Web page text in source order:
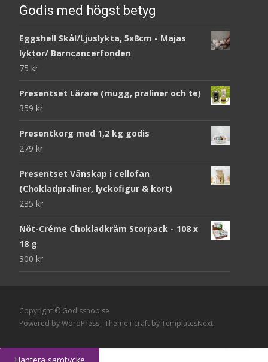
Godis med högst betyg
Eggshell Skål/Ljuslykta, 5x8cm - Majas
lyktor/ Barncancerfonden
75 kr
Presentset Lärare (mugg, praliner och te)
359 kr
Presentkorg med 1,2 kg godis
279 kr
Presentset Vänskap i cellofan
(Chokladpraliner, lyckofigur & kort)
235 kr
Nöt-Créme Chokladkräm Storpack - 108 x
18 g
300 kr
Copyright © Godisshop.se
Powered by WordPress , Theme i-craft by TemplatesNext.